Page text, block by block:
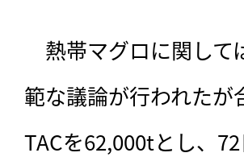
熱帯マグロに関して
範な議論が行われたが
TACを62,000tとし、